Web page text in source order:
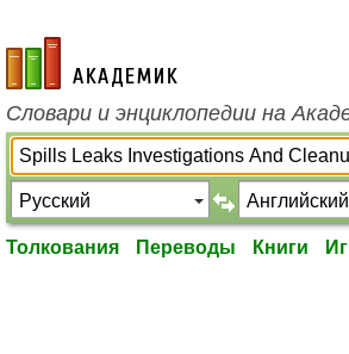
academic.ru
Словари и энциклопедии на
Толкования Переводы Книги